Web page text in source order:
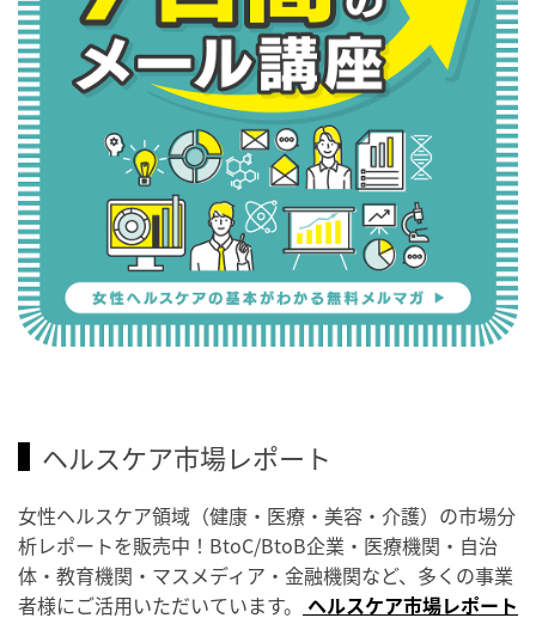
ヘルスケア市場レポート
女性ヘルスケア領域（健康・医療・美容・介護）の市場分
析レポートを販売中！BtoC/BtoB企業・医療機関・自治
体・教育機関・マスメディア・金融機関など、多くの事業
者様にご活用いただいています。 ヘルスケア市場レポート